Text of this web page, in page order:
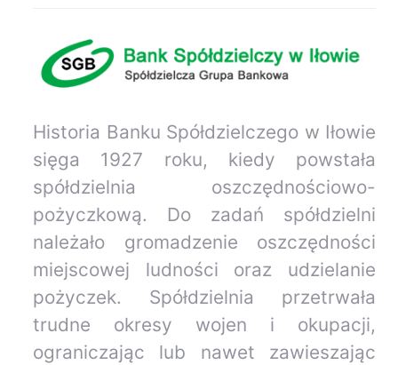
Historia Banku Spółdzielczego w Iłowie
sięga 1927 roku, kiedy powstała
spółdzielnia oszczędnościowo-
pożyczkową. Do zadań spółdzielni
należało gromadzenie oszczędności
miejscowej ludności oraz udzielanie
pożyczek. Spółdzielnia przetrwała
trudne okresy wojen i okupacji,
ograniczając lub nawet zawieszając